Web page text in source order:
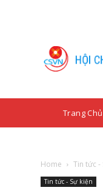
Trang Chủ
Home Tin tức -
Tin tức - Sự kiện